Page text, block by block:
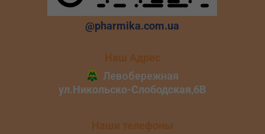
@pharmika.com.ua
Наш Адрес
Наши телефоны